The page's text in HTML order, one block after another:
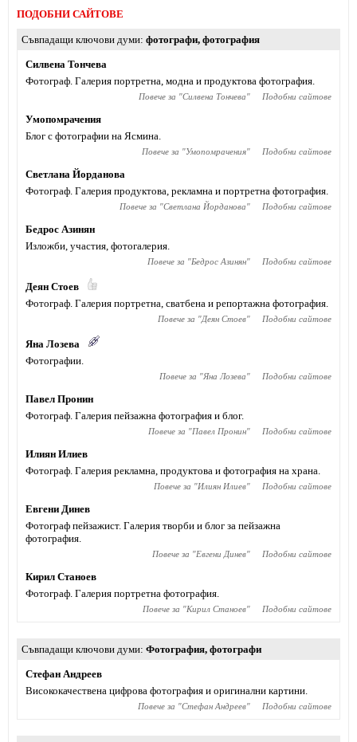
ПОДОБНИ САЙТОВЕ
Съвпадащи ключови думи фотографи, фотография
Силвена Тончева
Фотограф. Галерия портретна, модна и продуктова фотография.
Повече за "Силвена Тончева" Подобни сайтове
Умопомрачения
Блог с фотографии на Ясмина.
Повече за "Умопомрачения" Подобни сайтове
Светлана Йорданова
Фотограф. Галерия продуктова, рекламна и портретна фотография.
Повече за "Светлана Йорданова" Подобни сайтове
Бедрос Азинян
Изложби, участия, фотогалерия.
Повече за "Бедрос Азинян" Подобни сайтове
Деян Стоев
Фотограф. Галерия портретна, сватбена и репортажна фотография.
Повече за "Деян Стоев" Подобни сайтове
Яна Лозева
Фотографии.
Повече за "Яна Лозева" Подобни сайтове
Павел Пронин
Фотограф. Галерия пейзажна фотография и блог.
Повече за "Павел Пронин" Подобни сайтове
Илиян Илиев
Фотограф. Галерия рекламна, продуктова и фотография на храна.
Повече за "Илиян Илиев" Подобни сайтове
Евгени Динев
Фотограф пейзажист. Галерия творби и блог за пейзажна
фотография.
Повече за "Евгени Динев" Подобни сайтове
Кирил Станоев
Фотограф. Галерия портретна фотография.
Повече за "Кирил Станоев" Подобни сайтове
Съвпадащи ключови думи Фотография, фотографи
Стефан Андреев
Висококачествена цифрова фотография и оригинални картини.
Повече за "Стефан Андреев" Подобни сайтове